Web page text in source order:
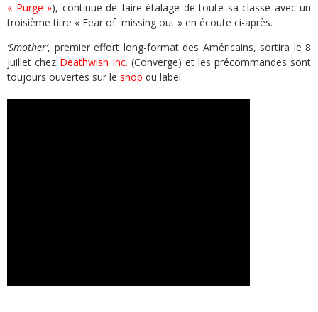
« Purge »), continue de faire étalage de toute sa classe avec un
troisième titre « Fear of missing out » en écoute ci-après.
‘Smother’, premier effort long-format des Américains, sortira le 8
juillet chez Deathwish Inc. (Converge) et les précommandes sont
toujours ouvertes sur le shop du label.